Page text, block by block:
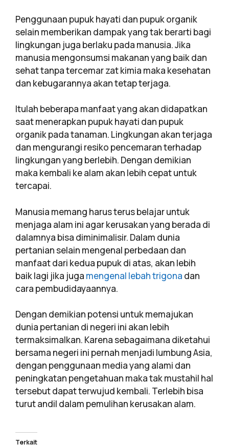
Penggunaan pupuk hayati dan pupuk organik
selain memberikan dampak yang tak berarti bagi
lingkungan juga berlaku pada manusia. Jika
manusia mengonsumsi makanan yang baik dan
sehat tanpa tercemar zat kimia maka kesehatan
dan kebugarannya akan tetap terjaga.
Itulah beberapa manfaat yang akan didapatkan
saat menerapkan pupuk hayati dan pupuk
organik pada tanaman. Lingkungan akan terjaga
dan mengurangi resiko pencemaran terhadap
lingkungan yang berlebih. Dengan demikian
maka kembali ke alam akan lebih cepat untuk
tercapai.
Manusia memang harus terus belajar untuk
menjaga alam ini agar kerusakan yang berada di
dalamnya bisa diminimalisir. Dalam dunia
pertanian selain mengenal perbedaan dan
manfaat dari kedua pupuk di atas, akan lebih
baik lagi jika juga mengenal lebah trigona dan
cara pembudidayaannya.
Dengan demikian potensi untuk memajukan
dunia pertanian di negeri ini akan lebih
termaksimalkan. Karena sebagaimana diketahui
bersama negeri ini pernah menjadi lumbung Asia,
dengan penggunaan media yang alami dan
peningkatan pengetahuan maka tak mustahil hal
tersebut dapat terwujud kembali. Terlebih bisa
turut andil dalam pemulihan kerusakan alam.
Terkait